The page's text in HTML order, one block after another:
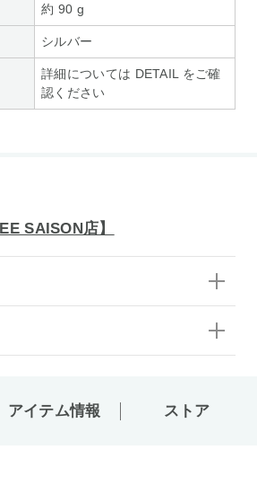
約 90 g
シルバー
詳細については DETAIL をご確
認ください
SAISON店】
アイテム情報 ストア